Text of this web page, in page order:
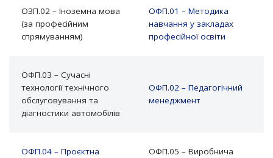
ОЗП.02 – Іноземна мова
(за професійним
спрямуванням)
ОФП.01 – Методика
навчання у закладах
професійної освіти
ОФП.03 – Сучасні
технології технічного
обслуговування та
діагностики автомобілів
ΟΦΠ.02 – Педагогічний
менеджмент
ΟΦΠ.04 – Проєктна
ОФП.05 – Виробнича